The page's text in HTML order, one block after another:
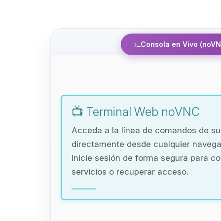
Consola en Vivo
📺 Terminal Web noVNC
Acceda a la línea de comandos de
directamente desde cualquier
Inicie sesión de forma segura para
servicios o recuperar acceso.